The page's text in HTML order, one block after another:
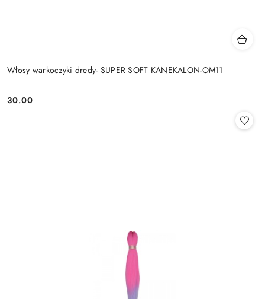
Włosy warkoczyki dredy- SUPER SOFT KANEKALON-OM11
Cena:
30.00